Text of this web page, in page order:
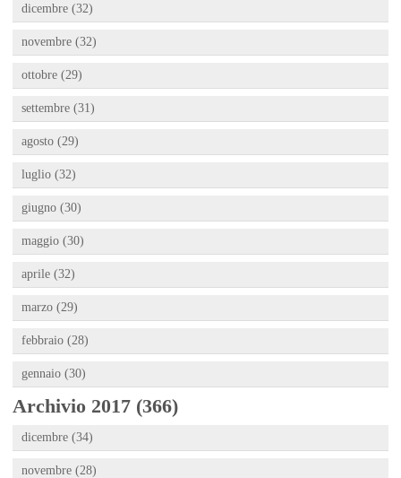
dicembre (32)
novembre (32)
ottobre (29)
settembre (31)
agosto (29)
luglio (32)
giugno (30)
maggio (30)
aprile (32)
marzo (29)
febbraio (28)
gennaio (30)
Archivio 2017 (366)
dicembre (34)
novembre (28)